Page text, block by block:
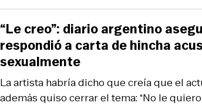
La artista habría dicho que creía que el
además quiso cerrar el tema: “No le
“Le creo”: diario argentino
respondió a carta de hincha
sexualmente